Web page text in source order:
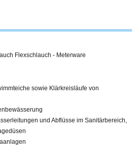
Flexschlauch - Meterware
sowie Klärkreisläufe von
und Abflüsse im Sanitärbereich,